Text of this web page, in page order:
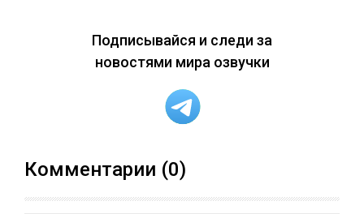
Подписывайся и следи за
новостями мира озвучки
Комментарии (0)